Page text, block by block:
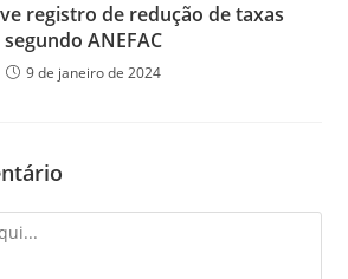
registro de redução de taxas
segundo ANEFAC
9 de janeiro de 2024